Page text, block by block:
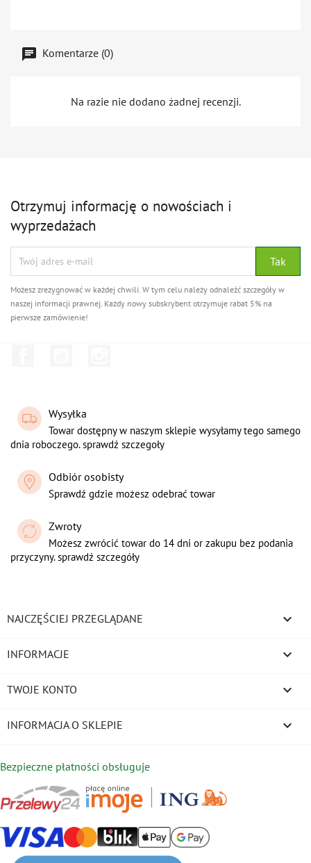
Komentarze (0)
Na razie nie dodano żadnej recenzji.
Otrzymuj informację o nowościach i
wyprzedażach
Możesz zrezygnować w każdej chwili. W tym celu należy odnaleźć szczegóły w
naszej informacji prawnej. Każdy nowy subskrybent otrzymuje rabat 5% na
pierwsze zamówienie!
Wysyłka
Towar dostępny w naszym sklepie wysyłamy tego samego
dnia roboczego. sprawdź szczegoły
Odbiór osobisty
Sprawdź gdzie możesz odebrać towar
Zwroty
Możesz zwrócić towar do 14 dni or zakupu bez podania
przyczyny. sprawdź szczegóły
NAJCZĘŚCIEJ PRZEGLĄDANE 
INFORMACJE 
TWOJE KONTO 
INFORMACJA O SKLEPIE keyboard_arrow_down
Bezpieczne płatności obsługuje